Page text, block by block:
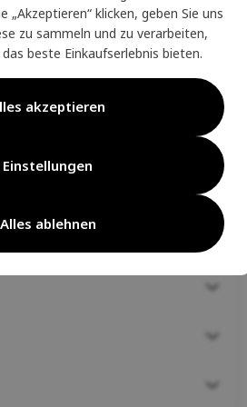
und Ihre Gesundheit - DWR
Behandlung ohne PFC,
Materialien sind recycelt, RSD-
: 280g/m2
„Akzeptieren“ klicken, geben Sie uns
zu sammeln und zu verarbeiten,
beste Einkaufserlebnis bieten.
Alles ablehnen
Einstellungen
akzeptieren